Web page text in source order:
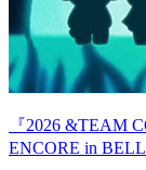
『2026 &TEAM
ENCORE in